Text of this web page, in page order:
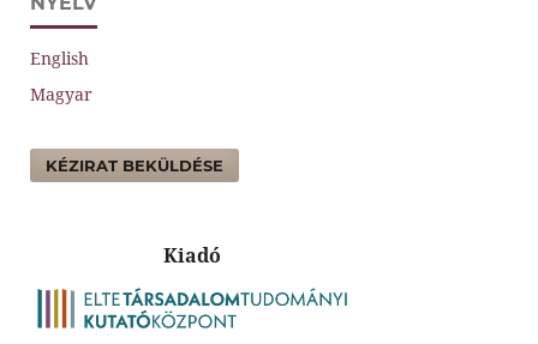
English
Magyar
KÉZIRAT BEKÜLDÉSE
Kiadó